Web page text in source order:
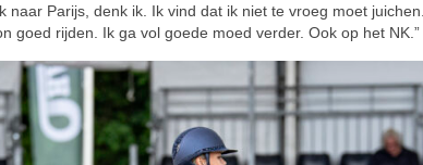
naar Parijs, denk ik. Ik vind dat ik niet te vroeg moet
goed rijden. Ik ga vol goede moed verder. Ook op het NK.”